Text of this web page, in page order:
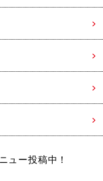
ュー投稿中！